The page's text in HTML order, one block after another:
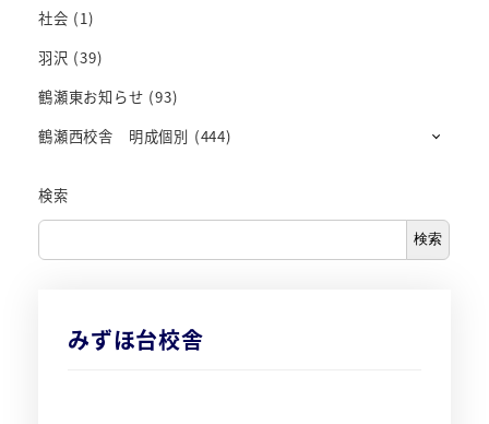
社会 (1)
羽沢 (39)
鶴瀬東お知らせ (93)
鶴瀬西校舎 明成個別 (444)
検索
検索
みずほ台校舎